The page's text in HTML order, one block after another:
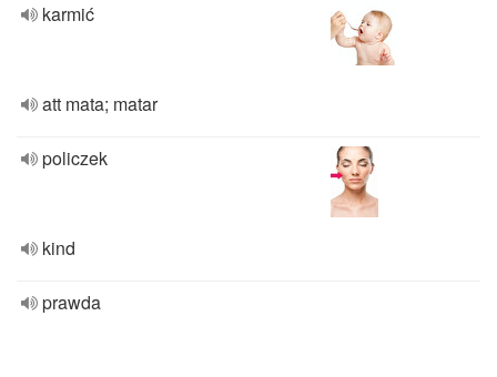
karmić
att mata; matar
policzek
kind
prawda